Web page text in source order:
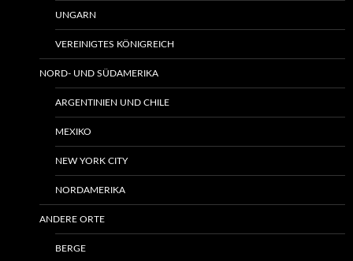
UNGARN
VEREINIGTES KÖNIGREICH
NORD- UND SÜDAMERIKA
ARGENTINIEN UND CHILE
MEXIKO
NEW YORK CITY
NORDAMERIKA
ANDERE ORTE
BERGE